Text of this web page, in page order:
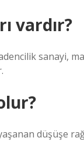
vardır?
sanayi,
düşüşe